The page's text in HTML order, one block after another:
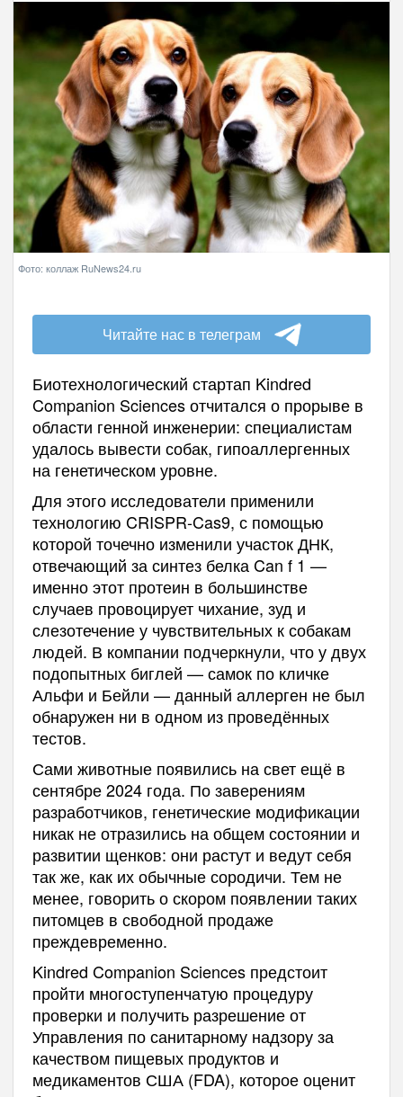
Фото: коллаж RuNews24.ru
Читайте нас в телеграм
Биотехнологический стартап Kindred
Companion Sciences отчитался о прорыве в
области генной инженерии: специалистам
удалось вывести собак, гипоаллергенных
на генетическом уровне.
Для этого исследователи применили
технологию CRISPR-Cas9, с помощью
которой точечно изменили участок ДНК,
отвечающий за синтез белка Can f 1 —
именно этот протеин в большинстве
случаев провоцирует чихание, зуд и
слезотечение у чувствительных к собакам
людей. В компании подчеркнули, что у двух
подопытных биглей — самок по кличке
Альфи и Бейли — данный аллерген не был
обнаружен ни в одном из проведённых
тестов.
Сами животные появились на свет ещё в
сентябре 2024 года. По заверениям
разработчиков, генетические модификации
никак не отразились на общем состоянии и
развитии щенков: они растут и ведут себя
так же, как их обычные сородичи. Тем не
менее, говорить о скором появлении таких
питомцев в свободной продаже
преждевременно.
Kindred Companion Sciences предстоит
пройти многоступенчатую процедуру
проверки и получить разрешение от
Управления по санитарному надзору за
качеством пищевых продуктов и
медикаментов США (FDA), которое оценит